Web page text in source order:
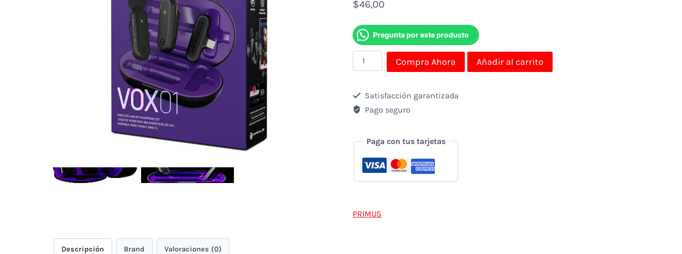
$46,00
Pregunta por este producto
Micrófono
Inalámbrico
Dual
Primus
PMI-
USB-
Compra Ahora Añadir al carrito
Satisfacción garantizada
Pago seguro
Paga con tus tarjetas
PRIMUS
Descripción Brand Valoraciones (0)